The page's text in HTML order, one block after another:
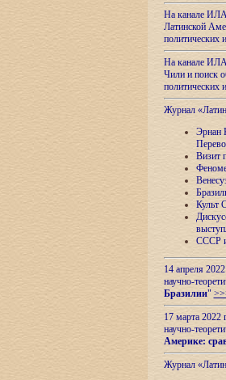
На канале
Латинской
На канале
Чили и поиск
Журнал
Эрнан
Визит
Культ
СССР и
14 апреля
научно-
Бразилии"
17 марта 2022
научно-
Америке:
Журнал